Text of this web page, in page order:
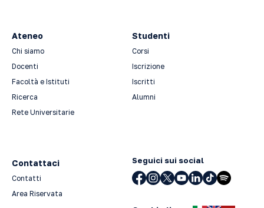
Ateneo
Chi siamo
Docenti
Facoltà e Istituti
Ricerca
Rete Universitarie
Studenti
Corsi
Iscrizione
Iscritti
Alumni
Contattaci
Contatti
Area Riservata
Seguici sui social